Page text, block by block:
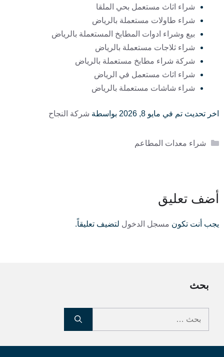
شراء اثاث مستعمل بحي الملقا
شراء طاولات مستعملة بالرياض
بيع وشراء ادوات المطابخ المستعملة بالرياض
شراء ثلاجات مستعملة بالرياض
شركة شراء مطابخ مستعملة بالرياض
شراء اثاث مستعمل في الرياض
شراء شاشات مستعملة بالرياض
اخر تحديث تم في مايو 8, 2026 بواسطة شركة النجاح
التصنيفات
شراء معدات المطاعم
أضف تعليق
يجب أنت تكون مسجل الدخول لتضيف تعليقاً.
بحث